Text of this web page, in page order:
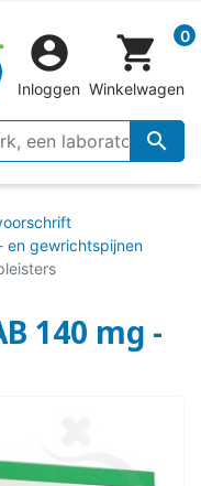


Inloggen
shopping_cart 0
Winkelwagen
en gewrichtspijnen
140 mg -